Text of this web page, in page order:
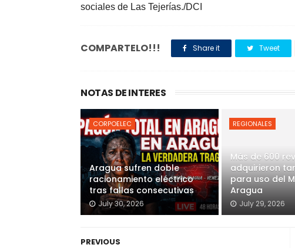
sociales de Las Tejerías./DCI
COMPARTELO!!! Share it Tweet
NOTAS DE INTERES
CORPOELEC
Aragua sufren doble
racionamiento eléctrico
tras fallas consecutivas
July 30, 2026
REGIONALES
Más de 600
adquirieron
para uso del
Aragua
July 29, 2026
PREVIOUS